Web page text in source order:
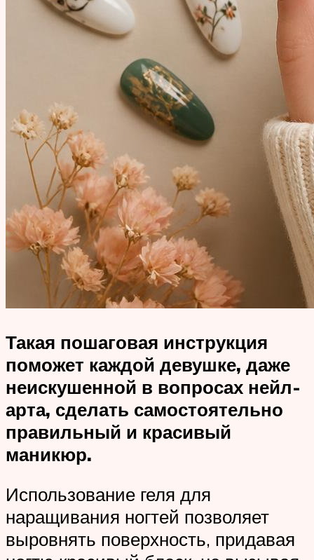
Такая пошаговая инструкция
поможет каждой девушке, даже
неискушенной в вопросах нейл-
арта, сделать самостоятельно
правильный и красивый
маникюр.
Использование геля для
наращивания ногтей позволяет
выровнять поверхность, придавая